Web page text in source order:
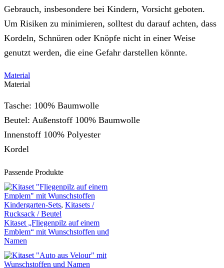
Gebrauch, insbesondere bei Kindern, Vorsicht geboten.
Um Risiken zu minimieren, solltest du darauf achten, dass
Kordeln, Schnüren oder Knöpfe nicht in einer Weise
genutzt werden, die eine Gefahr darstellen könnte.
Material
Material
Tasche: 100% Baumwolle
Beutel: Außenstoff 100% Baumwolle
Innenstoff 100% Polyester
Kordel
Passende Produkte
Kindergarten-Sets, Kitasets /
Rucksack / Beutel
Kitaset „Fliegenpilz auf einem
Emblem“ mit Wunschstoffen und
Namen